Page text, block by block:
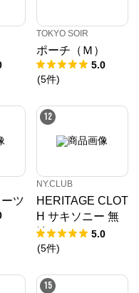
TOKYO SOIR
ポーチ（Ｍ）
5.0
(5件)
ツ
12
NY.CLUB
HERITAGE CLOT
H サキソニー 無
地 ソフトテーパ
ードスラックス
応)
5.0
(5件)
15
ます
コメント
ソワール公式通販
ど
リーを販売中。